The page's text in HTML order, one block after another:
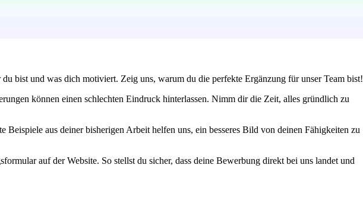
bist und was dich motiviert. Zeig uns, warum du die perfekte Ergänzung für unser Team bist!
können einen schlechten Eindruck hinterlassen. Nimm dir die Zeit, alles gründlich zu
aus deiner bisherigen Arbeit helfen uns, ein besseres Bild von deinen Fähigkeiten zu
auf der Website. So stellst du sicher, dass deine Bewerbung direkt bei uns landet und